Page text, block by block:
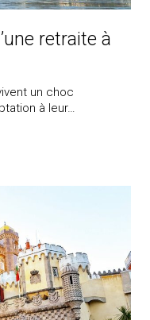
retraite à
un choc
à leur…